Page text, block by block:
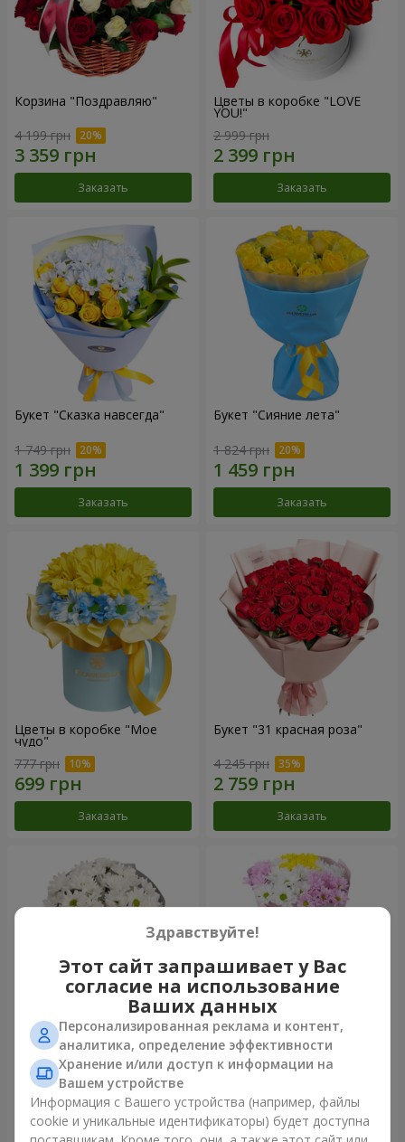
Корзина "Поздравляю"
4 199 грн
Заказать
Цветы в коробке "LOVE
YOU!"
2 999 грн
Заказать
Букет "Сказка навсегда"
1 749 грн
Заказать
Букет "Сияние лета"
1 824 грн
Заказать
Цветы в коробке "Мое
чудо"
777 грн
Заказать
Букет "31 красная роза"
4 245 грн
Заказать
Букет "Киото" из 5 белых
хризантем
999 грн
Заказать
Букет "Времена года"
Заказать
Здравствуйте!
Этот сайт запрашивает у Вас
согласие на использование
Ваших данных
Персонализированная реклама и контент,
аналитика, определение эффективности
Хранение и/или доступ к информации на
Вашем устройстве
Информация с Вашего устройства (например, файлы
cookie и уникальные идентификаторы) будет доступна